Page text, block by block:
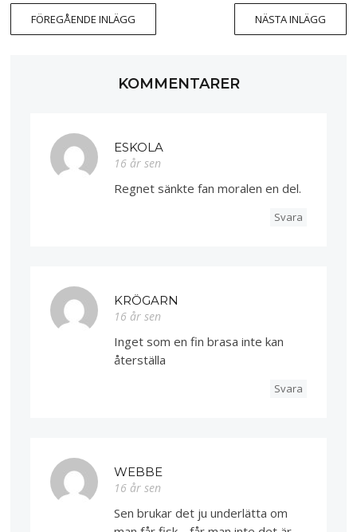
FÖREGÅENDE INLÄGG NÄSTA INLÄGG
KOMMENTARER
ESKOLA
16 år sen
Regnet sänkte fan moralen en del.
Svara
KRÖGARN
16 år sen
Inget som en fin brasa inte kan
återställa
Svara
WEBBE
16 år sen
Sen brukar det ju underlätta om